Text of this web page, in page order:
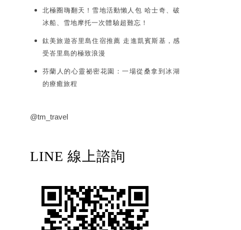
北極圈嗨翻天！雪地活動懶人包 哈士奇、破
冰船、雪地摩托一次體驗超難忘！
鈦美旅遊峇里島住宿推薦 走進凱賓斯基，感
受峇里島的極致浪漫
芬蘭人的心靈祕密花園：一場從桑拿到冰湖
的療癒旅程
@tm_travel
LINE 線上諮詢